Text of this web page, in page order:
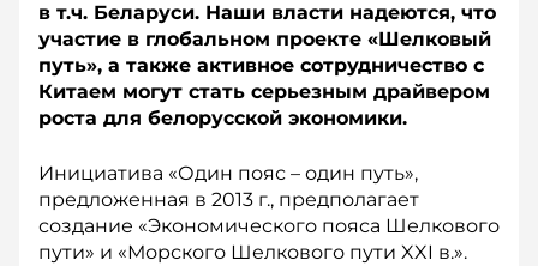
в т.ч. Беларуси. Наши власти надеются, что
участие в глобальном проекте «Шелковый
путь», а также активное сотрудничество с
Китаем могут стать серьезным драйвером
роста для белорусской экономики.
Инициатива «Один пояс – один путь»,
предложенная в 2013 г., предполагает
создание «Экономического пояса Шелкового
пути» и «Морского Шелкового пути XXI в.».